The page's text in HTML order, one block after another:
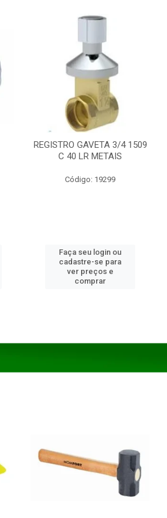
REGISTRO GAVETA 3/4 1509
C 40 LR METAIS
Código: 19299
Faça seu login ou
cadastre-se para
ver preços e
comprar